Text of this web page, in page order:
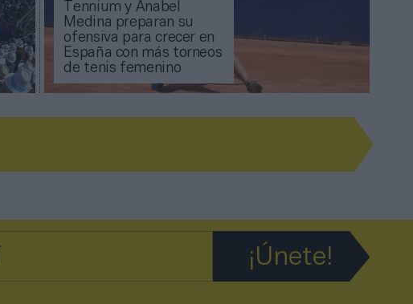
Tennium y Anabel
Medina preparan su
ofensiva para crecer en
España con más torneos
de tenis femenino